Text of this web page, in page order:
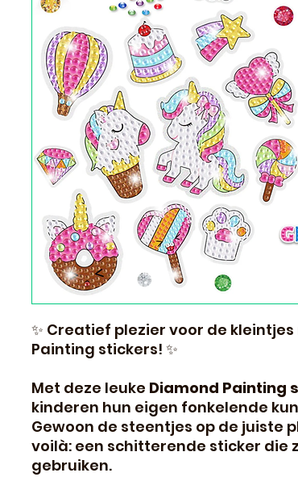
✨ Creatief plezier voor de
Painting stickers! ✨
Met deze leuke Diamond Painting
kinderen hun eigen fonkelende
Gewoon de steentjes op de juiste
voilà: een schitterende sticker die
gebruiken.